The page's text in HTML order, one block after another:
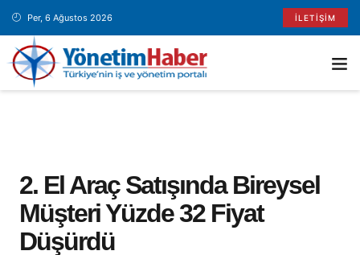
Per, 6 Ağustos 2026 İLETIŞIM
2. El Araç Satışında Bireysel
Müşteri Yüzde 32 Fiyat
Düşürdü